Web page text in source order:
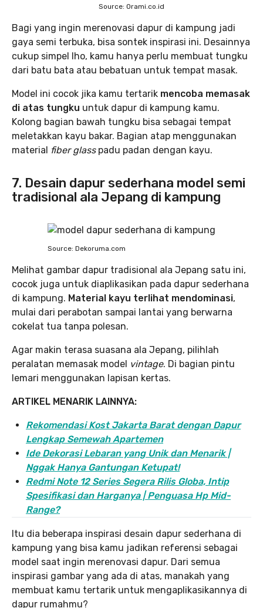
Source: Orami.co.id
Bagi yang ingin merenovasi dapur di kampung jadi
gaya semi terbuka, bisa sontek inspirasi ini. Desainnya
cukup simpel lho, kamu hanya perlu membuat tungku
dari batu bata atau bebatuan untuk tempat masak.
Model ini cocok jika kamu tertarik mencoba memasak
di atas tungku untuk dapur di kampung kamu.
Kolong bagian bawah tungku bisa sebagai tempat
meletakkan kayu bakar. Bagian atap menggunakan
material fiber glass padu padan dengan kayu.
7. Desain dapur sederhana model semi
tradisional ala Jepang di kampung
Source: Dekoruma.com
Melihat gambar dapur tradisional ala Jepang satu ini,
cocok juga untuk diaplikasikan pada dapur sederhana
di kampung. Material kayu terlihat mendominasi,
mulai dari perabotan sampai lantai yang berwarna
cokelat tua tanpa polesan.
Agar makin terasa suasana ala Jepang, pilihlah
peralatan memasak model vintage. Di bagian pintu
lemari menggunakan lapisan kertas.
ARTIKEL MENARIK LAINNYA:
Rekomendasi Kost Jakarta Barat dengan Dapur
Lengkap Semewah Apartemen
Ide Dekorasi Lebaran yang Unik dan Menarik |
Nggak Hanya Gantungan Ketupat!
Redmi Note 12 Series Segera Rilis Globa, Intip
Spesifikasi dan Harganya | Penguasa Hp Mid-
Range?
Itu dia beberapa inspirasi desain dapur sederhana di
kampung yang bisa kamu jadikan referensi sebagai
model saat ingin merenovasi dapur. Dari semua
inspirasi gambar yang ada di atas, manakah yang
membuat kamu tertarik untuk mengaplikasikannya di
dapur rumahmu?